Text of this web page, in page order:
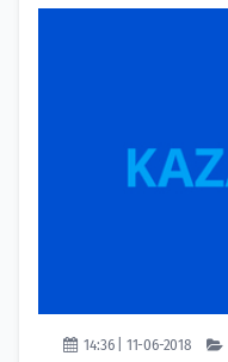
14:36 | 11-06-2018